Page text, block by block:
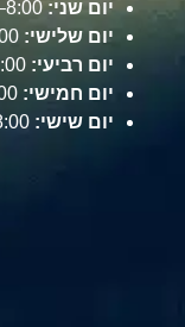
יום שני:
יום שלישי:
יום רביעי:
יום חמישי:
יום שישי: